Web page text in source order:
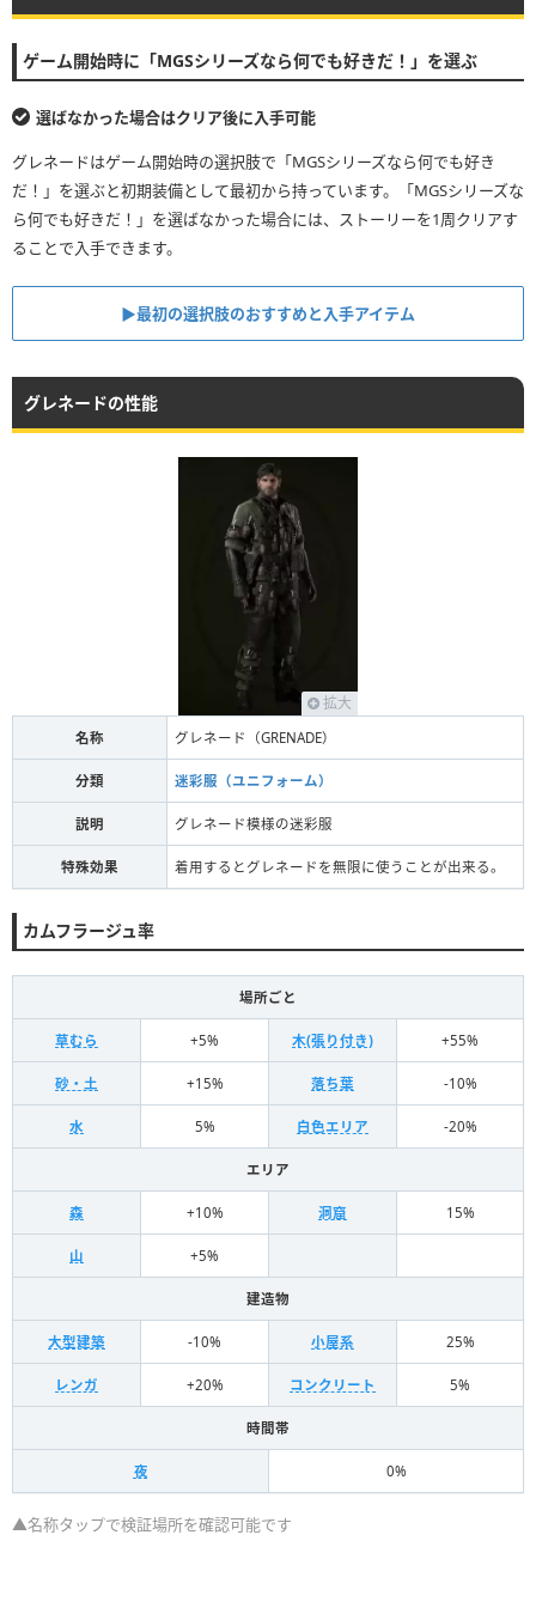
ゲーム開始時に「MGSシリーズなら何でも好きだ！」を選ぶ
選ばなかった場合はクリア後に入手可能
グレネードはゲーム開始時の選択肢で「MGSシリーズなら何でも好き
だ！」を選ぶと初期装備として最初から持っています。「MGSシリーズな
ら何でも好きだ！」を選ばなかった場合には、ストーリーを1周クリアす
ることで入手できます。
▶︎最初の選択肢のおすすめと入手アイテム
グレネードの性能
拡大
名称 グレネード（GRENADE）
分類 迷彩服（ユニフォーム）
説明 グレネード模様の迷彩服
特殊効果 着用するとグレネードを無限に使うことが出来る。
カムフラージュ率
場所ごと
草むら +5% 木(張り付き) +55%
砂・土 +15% 落ち葉 -10%
水 5% 白色エリア -20%
エリア
森 +10% 洞窟 15%
山 +5%
建造物
大型建築 -10% 小屋系 25%
レンガ +20% コンクリート 5%
時間帯
夜 0%
▲名称タップで検証場所を確認可能です